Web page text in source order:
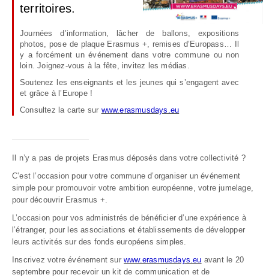
territoires.
Journées d’information, lâcher de ballons, expositions
photos, pose de plaque Erasmus +, remises d’Europass… Il
y a forcément un événement dans votre commune ou non
loin. Joignez-vous à la fête, invitez les médias.
Soutenez les enseignants et les jeunes qui s’engagent avec
et grâce à l’Europe !
Consultez la carte sur www.erasmusdays.eu
Il n’y a pas de projets Erasmus déposés dans votre collectivité ?
C’est l’occasion pour votre commune d’organiser un événement
simple pour promouvoir votre ambition européenne, votre jumelage,
pour découvrir Erasmus +.
L’occasion pour vos administrés de bénéficier d’une expérience à
l’étranger, pour les associations et établissements de développer
leurs activités sur des fonds européens simples.
Inscrivez votre événement sur www.erasmusdays.eu avant le 20
septembre pour recevoir un kit de communication et de